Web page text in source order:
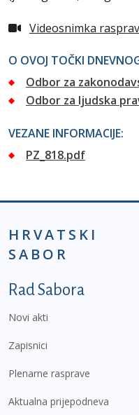
Videosnimka
O OVOJ TOČKI
Odbor za
Odbor za ljudska
VEZANE INFORMACIJE:
PZ_818.pdf
HRVATSKI
SABOR
Podnožje prvi
Rad Sabora
Novi akti
Zapisnici
Plenarne rasprave
Aktualna prijepodneva